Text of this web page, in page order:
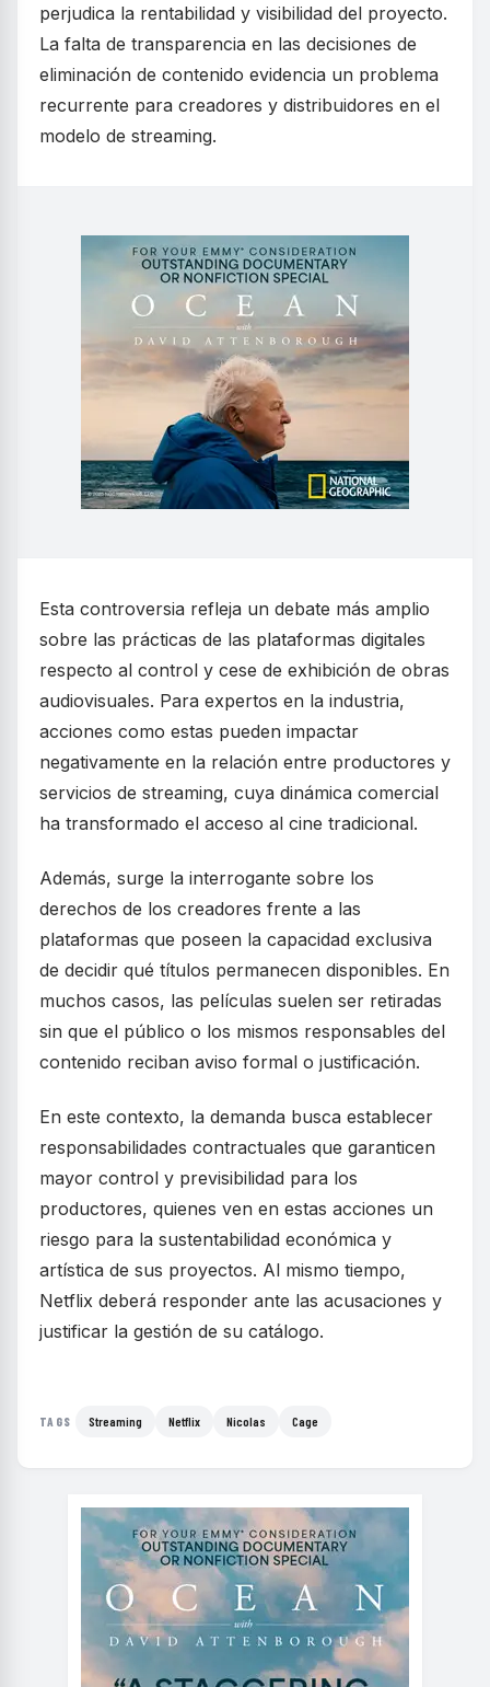
perjudica la rentabilidad y visibilidad del proyecto.
La falta de transparencia en las decisiones de
eliminación de contenido evidencia un problema
recurrente para creadores y distribuidores en el
modelo de streaming.
Esta controversia refleja un debate más amplio
sobre las prácticas de las plataformas digitales
respecto al control y cese de exhibición de obras
audiovisuales. Para expertos en la industria,
acciones como estas pueden impactar
negativamente en la relación entre productores y
servicios de streaming, cuya dinámica comercial
ha transformado el acceso al cine tradicional.
Además, surge la interrogante sobre los
derechos de los creadores frente a las
plataformas que poseen la capacidad exclusiva
de decidir qué títulos permanecen disponibles. En
muchos casos, las películas suelen ser retiradas
sin que el público o los mismos responsables del
contenido reciban aviso formal o justificación.
En este contexto, la demanda busca establecer
responsabilidades contractuales que garanticen
mayor control y previsibilidad para los
productores, quienes ven en estas acciones un
riesgo para la sustentabilidad económica y
artística de sus proyectos. Al mismo tiempo,
Netflix deberá responder ante las acusaciones y
justificar la gestión de su catálogo.
TAGS Streaming Netflix Nicolas Cage